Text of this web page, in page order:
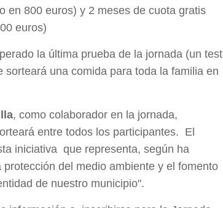
en 800 euros) y 2 meses de cuota gratis
euros)
la última prueba de la jornada (un test
una comida para toda la familia en
, como colaborador en la jornada,
entre todos los participantes. El
iniciativa que representa, según ha
del medio ambiente y el fomento
de nuestro municipio".